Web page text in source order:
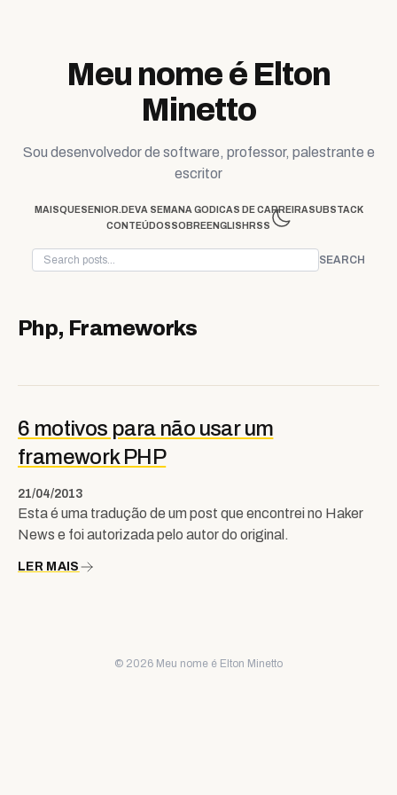
Meu nome é Elton
Minetto
Sou desenvolvedor de software, professor, palestrante e
escritor
MAISQUESENIOR.DEVA SEMANA GO DICAS DE CARREIRASUBSTACK
CONTEÚDOSSOBREENGLISH RSS
SEARCH
Php, Frameworks
6 motivos para não usar um
framework PHP
21/04/2013
Esta é uma tradução de um post que encontrei no Haker
News e foi autorizada pelo autor do original.
LER MAIS
© 2026 Meu nome é Elton Minetto